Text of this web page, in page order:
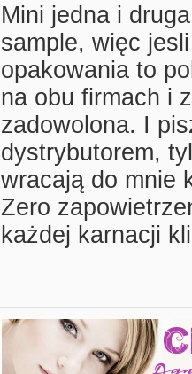
Mini jedna i
sample, więc
opakowania to
na obu firmach i
zadowolona. I
dystrybutorem,
wracają do mnie
Zero
każdej karnacji